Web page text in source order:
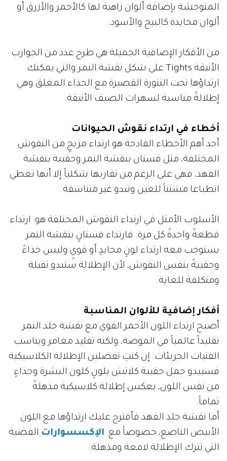
المتوحشة بإضافة ألوان زاهية لها كالأحمر والأزرق أو
ألوان محايدة كالبيج والأسود.
من الأفكار الإضافية الجميلة هي طرح عدد من الجوارب
الأنيقة Tights على شكل نقشة النمر والتي يمكنك
ارتداؤها تحت التنورة القصيرة مع الحذاء المغلق وهي
إطلالةً مناسبة لسهرات الصيف الأنيقة.
أخطاء في ارتداء نقوش الحيوانات
أحد أهم الأخطاء الفادحة هو ارتداء مزيجٍ من النقوش
المختلفة، مثل فستان بنقشة النمر وحقيبة بنقشة
الفهد، فهي على الرغم من تقاربها شكلياً إلا أنها تعطي
انطباعا مشتتاً للعين وتبدو غير متناسقة.
الأسلوب الأمثل في ارتداء النقوش المختلفة هو: ارتداء
قطعةً واحدةً كل مرة. فارتداء فستانٍ بنقشة النمر
يستوجب معه ارتداء لونٍ محايدٍ أو قويٍ وليس حذاءً
وحقيبةً بنفس النقوش، لأن الإطلالة ستبدو ثقيلة
ومتكلفة للغاية.
أفكار إضافية للألوان المناسبة
أصبح ارتداء اللون الأحمر القوي مع نقشة جلد النمر
تقليداً عالمياً في الموضة، ولكنه تقليد مغامر ويناسب
الفتيات الجريئات. إن كنتِ تفضلين الإطلالة الكلاسيكية
فسيبدو حمل حقيبة كلاتش بلونٍ كلون البشرة وحذاءٍ
من نفس اللون، يعكس إطلالة كلاسيكية مذهلةً
تماماً.
أما نقشة جلد الفهد فأقترح عليك ارتداؤها مع اللون
الأبيض الناصع، خصوصاً مع الإكسسوارات الفضية
التي تترك الإطلالة لامعة ومذهلة.